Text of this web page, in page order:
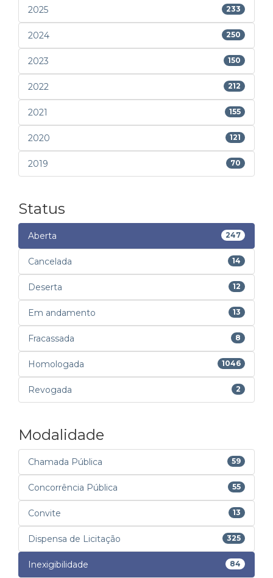
2025 233
2024 250
2023 150
2022 212
2021 155
2020 121
2019 70
Status
Aberta 247
Cancelada 14
Deserta 12
Em andamento 13
Fracassada 8
Homologada 1046
Revogada 2
Modalidade
Chamada Pública 59
Concorrência Pública 55
Convite 13
Dispensa de Licitação 325
Inexigibilidade 84